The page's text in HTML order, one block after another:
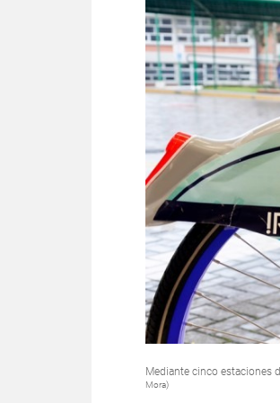
Mediante cinco estaciones
Mora)